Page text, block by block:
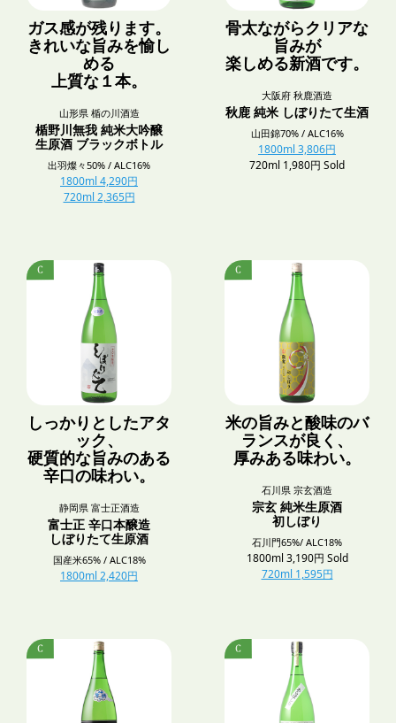
ガス感が残ります。
きれいな旨みを愉し
める
上質な１本。
山形県 楯の川酒造
楯野川無我 純米大吟醸
生原酒 ブラックボトル
出羽燦々50% / ALC16%
1800ml 4,290円
720ml 2,365円
骨太ながらクリアな
旨みが
楽しめる新酒です。
大阪府 秋鹿酒造
秋鹿 純米 しぼりたて生酒
山田錦70% / ALC16%
1800ml 3,806円
720ml 1,980円 Sold
しっかりとしたアタ
ック、
硬質的な旨みのある
辛口の味わい。
静岡県 富士正酒造
富士正 辛口本醸造
しぼりたて生原酒
国産米65% / ALC18%
1800ml 2,420円
米の旨みと酸味のバ
ランスが良く、
厚みある味わい。
石川県 宗玄酒造
宗玄 純米生原酒
初しぼり
石川門65%/ ALC18%
1800ml 3,190円 Sold
720ml 1,595円